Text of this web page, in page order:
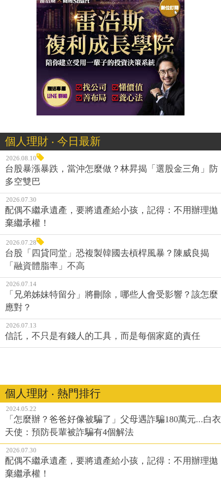
個人理財 ‧ 今日最新
2026.08.10
台股暴漲暴跌，當沖怎麼做？林昇揭「選股金三角」防
多空雙巴
2026.07.30
配偶不繼承遺產，要將遺產給小孩，記得：不用辦理拋
棄繼承權！
2026.07.28
台股「四貸同堂」恐複製韓國去槓桿風暴？陳威良揭
「融資體脂率」不高
2026.07.14
「兄弟姊妹特留分」將刪除，哪些人會受影響？該怎麼
應對？
2026.07.13
信託，不只是有錢人的工具，而是每個家庭的責任
個人理財 ‧ 熱門排行
2024.05.22
「怎麼辦？爸爸好像被騙了」父母遇詐騙180萬元...白衣
天使：預防長輩被詐騙有4個解法
2026.07.30
配偶不繼承遺產，要將遺產給小孩，記得：不用辦理拋
棄繼承權！